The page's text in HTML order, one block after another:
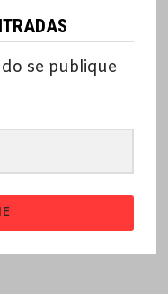
se publique